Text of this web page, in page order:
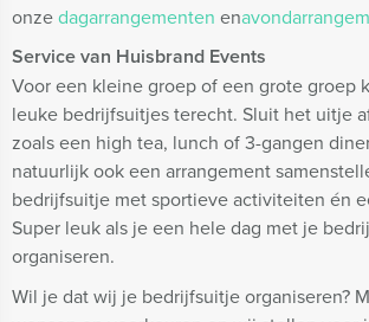
onzedagarrangementen en
Service van Huisbrand Events
Voor een kleine groep of een grote groep
leuke bedrijfsuitjes terecht. Sluit het uitje
zoals een high tea, lunch of 3-gangen
natuurlijk ook een arrangement
bedrijfsuitje met sportieve activiteiten én
Super leuk als je een hele dag met je
organiseren.
Wil je dat wij je bedrijfsuitje organiseren?